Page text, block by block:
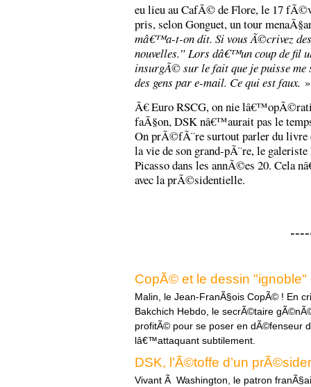
eu lieu au CafÃ© de Flore, le 17
pris, selon Gonguet, un tour
mâ€™a-t-on dit. Si vous Ã©crivez des
nouvelles.” Lors dâ€™un coup de
insurgÃ© sur le fait que je puisse
des gens par e-mail. Ce qui est faux. »
Ã€ Euro RSCG, on nie
faÃ§on, DSK nâ€™aurait pas le
On prÃ©fÃ¨re surtout parler du
la vie de son grand-pÃ¨re, le galeriste
Picasso dans les annÃ©es 20. Cela
avec la prÃ©sidentielle.
CopÃ© et le dessin "ignoble"
Malin, le Jean-FranÃ§ois CopÃ© ! En
Bakchich Hebdo, le secrÃ©taire
profitÃ© pour se poser en dÃ©fenseur
lâ€™attaquant subtilement.
DSK, l’Ã©toffe d’un
Vivant Ã Washington, le patron